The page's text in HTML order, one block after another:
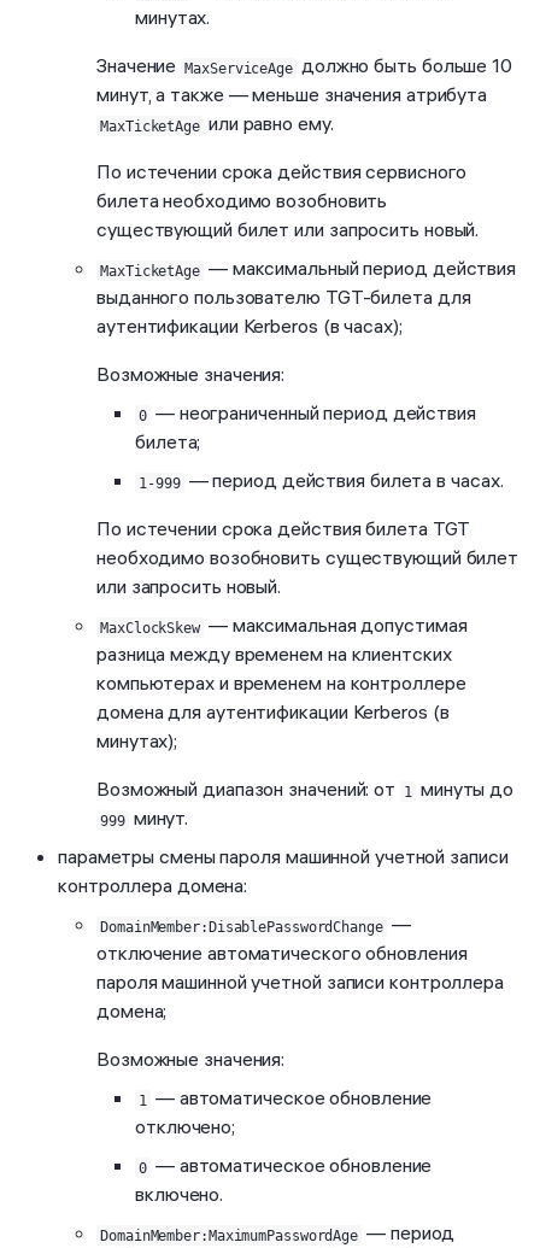
минутах.
Значение MaxServiceAge должно быть больше 10
минут, а также — меньше значения атрибута
MaxTicketAge или равно ему.
По истечении срока действия сервисного
билета необходимо возобновить
существующий билет или запросить новый.
MaxTicketAge — максимальный период действия
выданного пользователю TGT-билета для
аутентификации Kerberos (в часах);
Возможные значения:
0 — неограниченный период действия
билета;
1-999 — период действия билета в часах.
По истечении срока действия билета TGT
необходимо возобновить существующий билет
или запросить новый.
MaxClockSkew — максимальная допустимая
разница между временем на клиентских
компьютерах и временем на контроллере
домена для аутентификации Kerberos (в
минутах);
Возможный диапазон значений: от
1 минуты до
999 минут.
параметры смены пароля машинной учетной записи
контроллера домена:
DomainMember:DisablePasswordChange —
отключение автоматического обновления
пароля машинной учетной записи контроллера
домена;
Возможные значения:
1
— автоматическое обновление
отключено;
0 — автоматическое обновление
включено.
DomainMember:MaximumPasswordAge — период